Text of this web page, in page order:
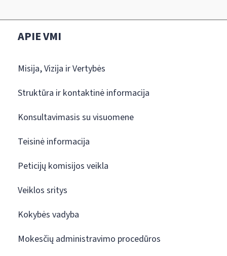
APIE VMI
Misija, Vizija ir Vertybės
Struktūra ir kontaktinė informacija
Konsultavimasis su visuomene
Teisinė informacija
Peticijų komisijos veikla
Veiklos sritys
Kokybės vadyba
Mokesčių administravimo procedūros